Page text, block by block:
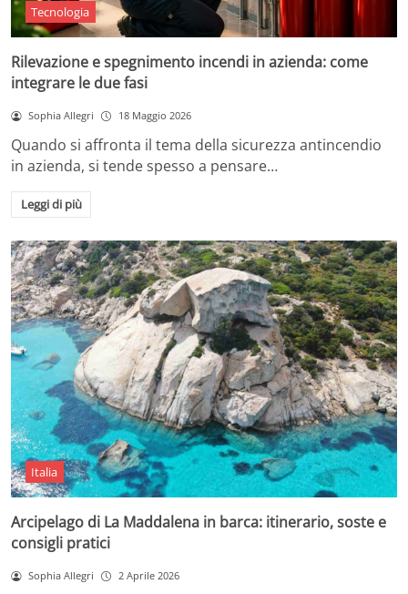
Tecnologia
Rilevazione e spegnimento incendi in azienda: come
integrare le due fasi
Sophia Allegri 18 Maggio 2026
Quando si affronta il tema della sicurezza antincendio
in azienda, si tende spesso a pensare…
Leggi di più
Italia
Arcipelago di La Maddalena in barca: itinerario, soste e
consigli pratici
Sophia Allegri 2 Aprile 2026